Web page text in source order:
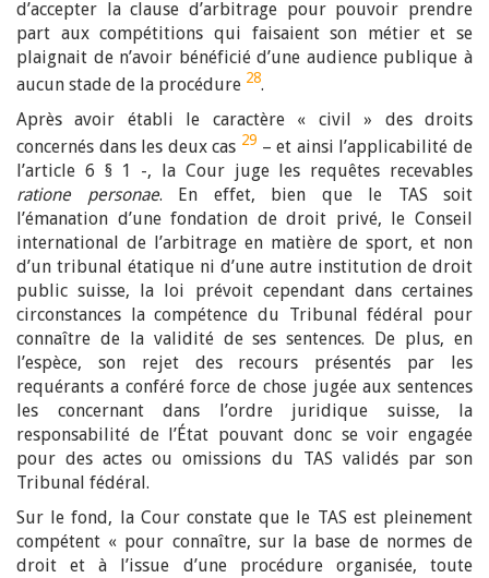
d’accepter la clause d’arbitrage pour pouvoir prendre
part aux compétitions qui faisaient son métier et se
plaignait de n’avoir bénéficié d’une audience publique à
aucun stade de la procédure 28.
Après avoir établi le caractère « civil » des droits
concernés dans les deux cas 29 – et ainsi l’applicabilité de
l’article 6 § 1 -, la Cour juge les requêtes recevables
ratione personae. En effet, bien que le TAS soit
l’émanation d’une fondation de droit privé, le Conseil
international de l’arbitrage en matière de sport, et non
d’un tribunal étatique ni d’une autre institution de droit
public suisse, la loi prévoit cependant dans certaines
circonstances la compétence du Tribunal fédéral pour
connaître de la validité de ses sentences. De plus, en
l’espèce, son rejet des recours présentés par les
requérants a conféré force de chose jugée aux sentences
les concernant dans l’ordre juridique suisse, la
responsabilité de l’État pouvant donc se voir engagée
pour des actes ou omissions du TAS validés par son
Tribunal fédéral.
Sur le fond, la Cour constate que le TAS est pleinement
compétent « pour connaître, sur la base de normes de
droit et à l’issue d’une procédure organisée, toute